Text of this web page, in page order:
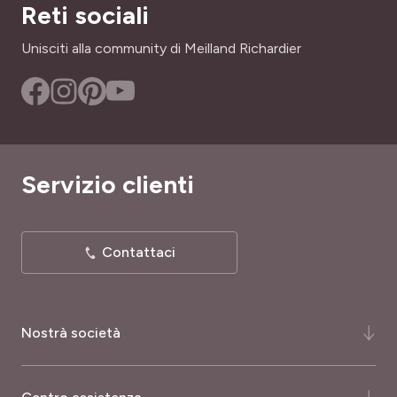
Reti sociali
Unisciti alla community di Meilland Richardier
Nostrà società
Servizio clienti
Contattaci